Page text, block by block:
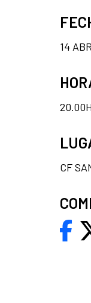
14
20.00H
CF